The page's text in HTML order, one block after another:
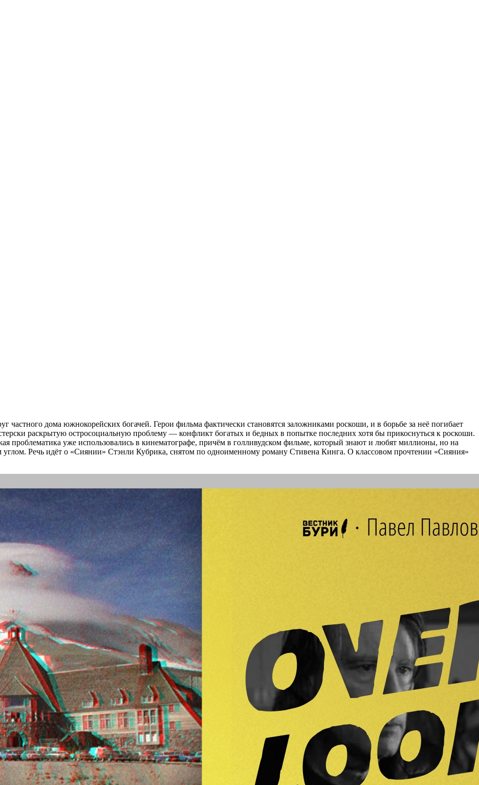
частного дома южнокорейских богачей. Герои фильма фактически становятся заложниками роскоши, и в борьбе за неё погибает
раскрытую остросоциальную проблему — конфликт богатых и бедных в попытке последних хотя бы прикоснуться к роскоши.
проблематика уже использовались в кинематографе, причём в голливудском фильме, который знают и любят миллионы, но на
Речь идёт о «Сиянии» Стэнли Кубрика, снятом по одноименному роману Стивена Кинга. О классовом прочтении «Сияния»